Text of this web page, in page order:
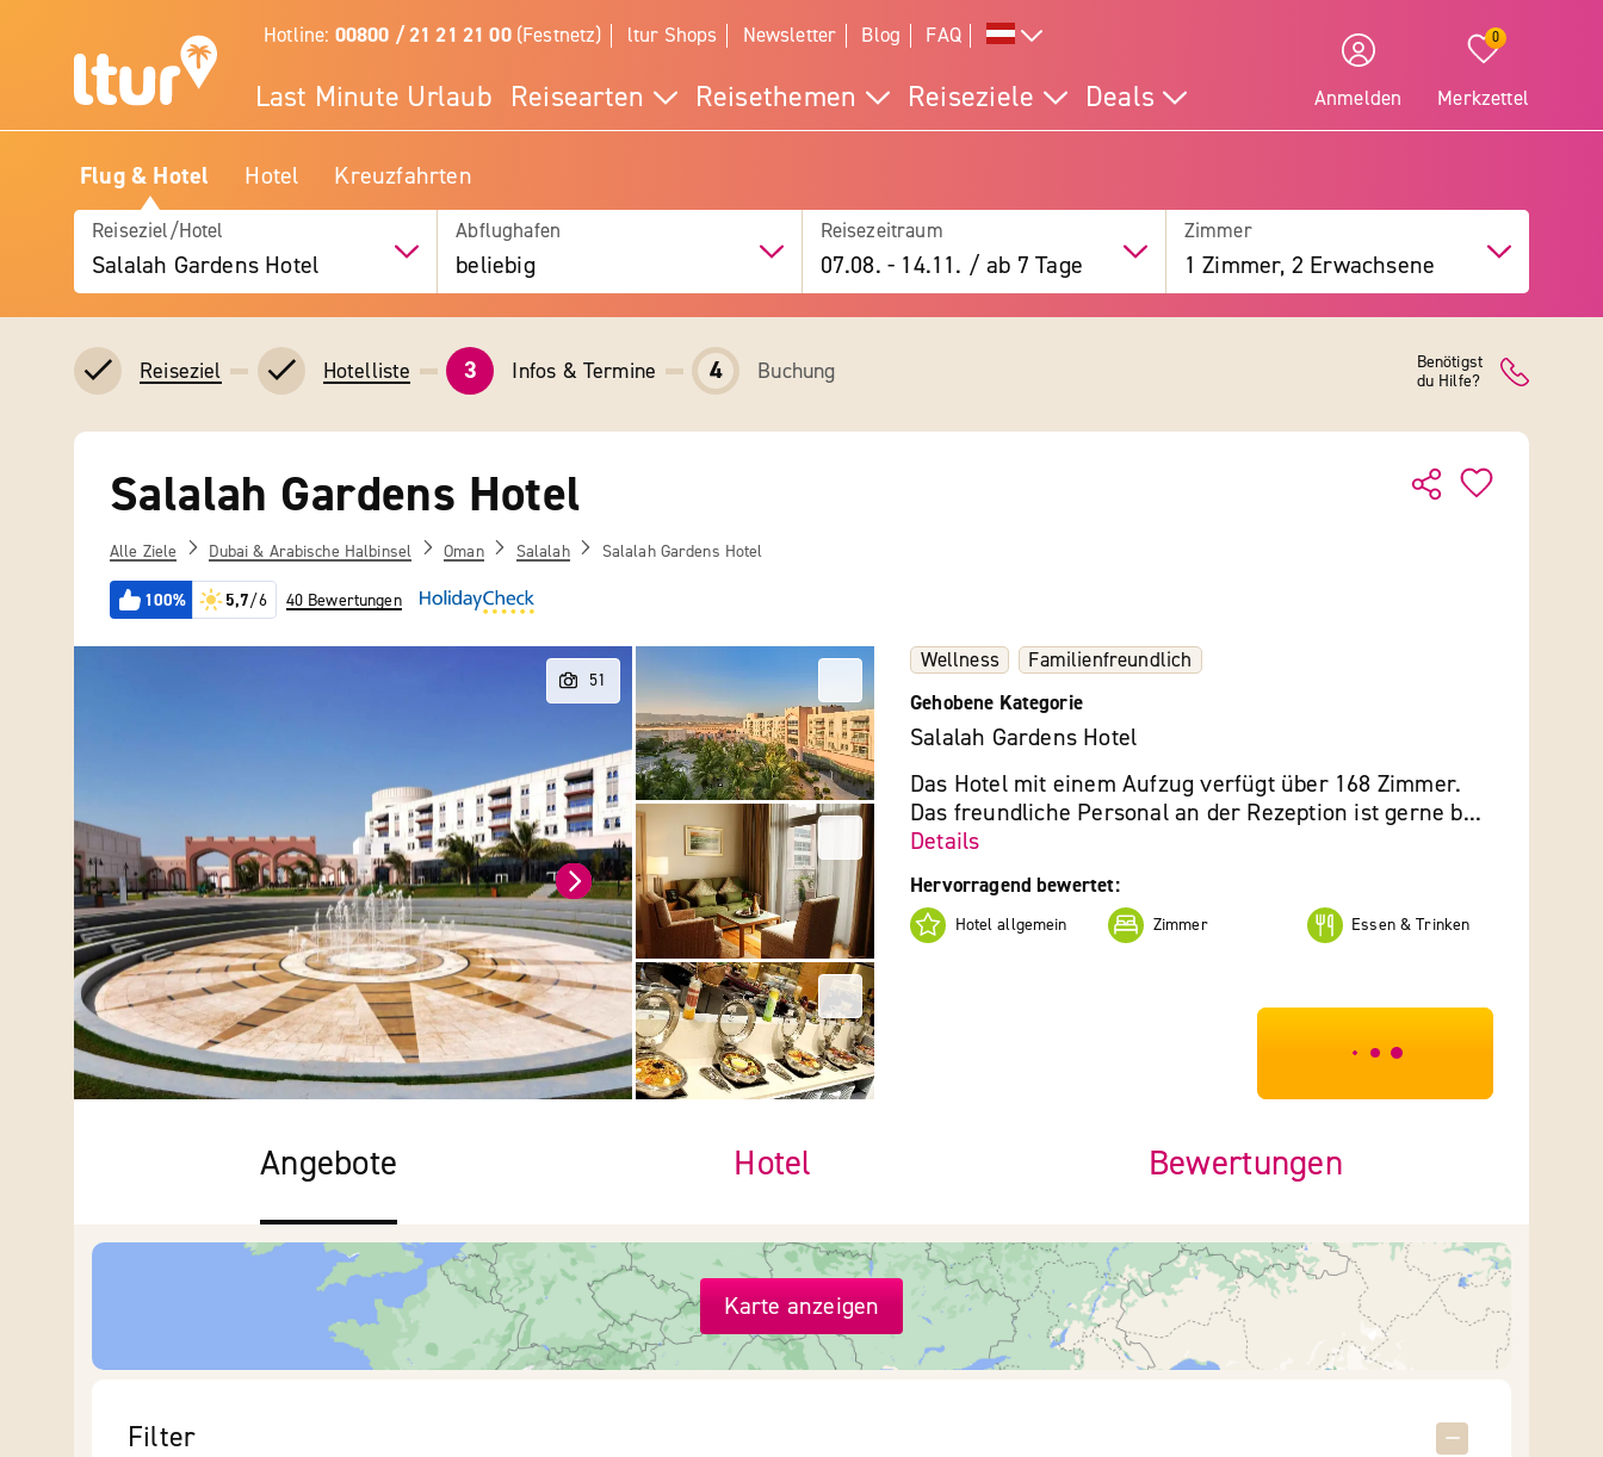
Hotline: 00800 / 21 21 21 00(Festnetz) ltur Shops Newsletter Blog FAQ
Last Minute Urlaub Reisearten Reisethemen Reiseziele Deals Anmelden
0
Merkzettel
Flug & Hotel Hotel Kreuzfahrten
Reiseziel/Hotel
Salalah Gardens Hotel
Abflughafen
beliebig
Reisezeitraum
07.08. - 14.11. / ab 7 Tage
Zimmer
1 Zimmer, 2 Erwachsene
Reiseziel Hotelliste 3 Infos & Termine 4 Buchung
Benötigst
du Hilfe?
Salalah Gardens Hotel
Alle Ziele Dubai & Arabische Halbinsel Oman Salalah Salalah Gardens Hotel
100% 5,7/6 40 Bewertungen
Wellness
Familienfreundlich
Gehobene Kategorie
Salalah Gardens Hotel
Das Hotel mit einem Aufzug verfügt über 168 Zimmer.
Das freundliche Personal an der Rezeption ist gerne b...
Details
Hervorragend bewertet:
Hotel allgemein Zimmer Essen & Trinken
***************
Angebote Hotel Bewertungen
Karte anzeigen
Filter